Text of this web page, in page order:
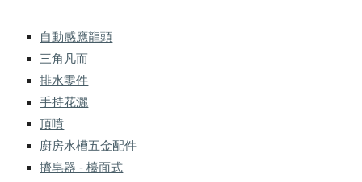
自動感應龍頭
三角凡而
排水零件
手持花灑
頂噴
廚房水槽五金配件
擠皂器 - 檯面式